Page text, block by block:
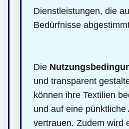
Dienstleistungen, die
Bedürfnisse
Die
und transparent
können ihre Textilien
und auf eine pünktliche
vertrauen. Zudem wird